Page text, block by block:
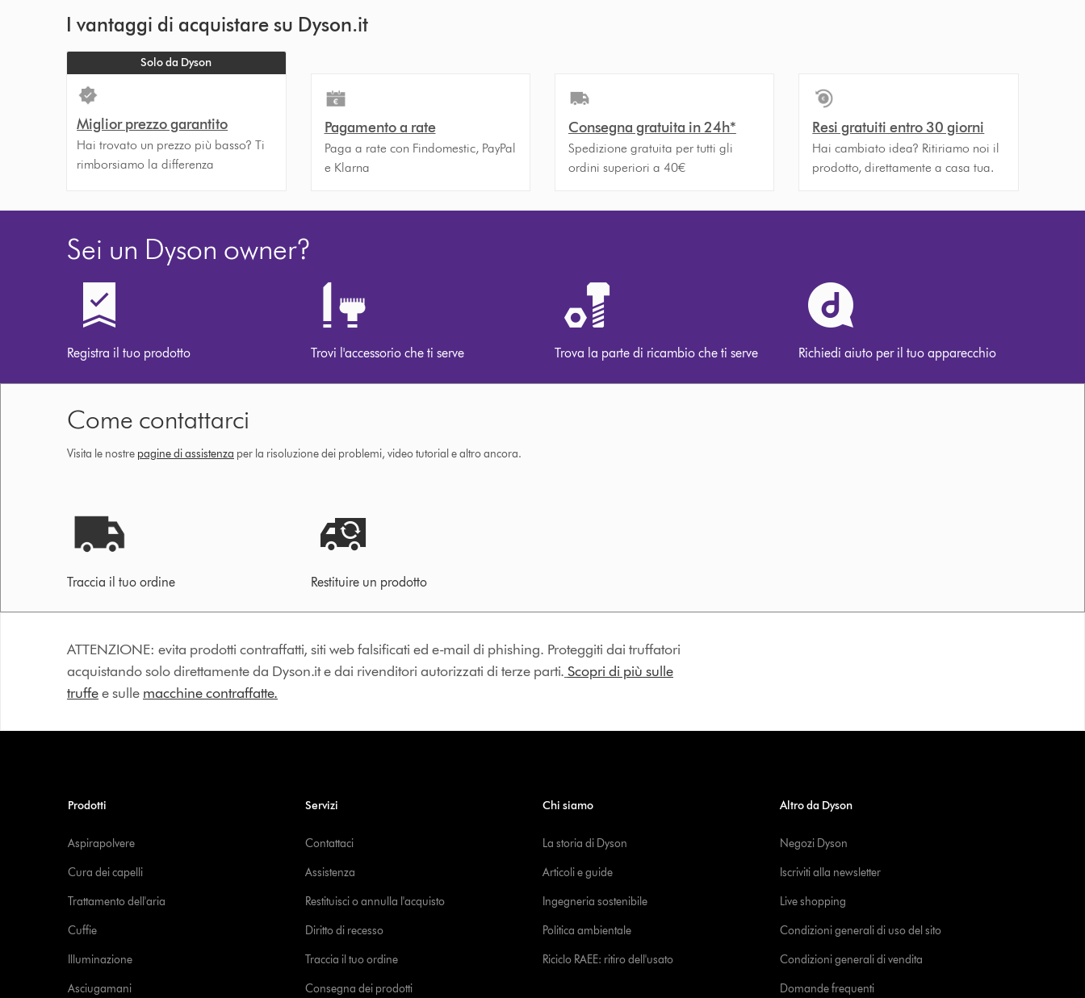
I vantaggi di acquistare su Dyson.it
Solo da Dyson
Miglior prezzo garantito
Hai trovato un prezzo più basso? Ti
rimborsiamo la differenza
Pagamento a rate
Paga a rate con Findomestic, PayPal
e Klarna
Consegna gratuita in 24h*
Spedizione gratuita per tutti gli
ordini superiori a 40€
Resi gratuiti entro 30 giorni
Hai cambiato idea? Ritiriamo noi il
prodotto, direttamente a casa tua.
Sei un Dyson owner?
Registra il tuo prodotto Trovi l'accessorio che ti serve Trova la parte di ricambio che ti serve Richiedi aiuto per il tuo apparecchio
Come contattarci
Visita le nostre pagine di assistenza per la risoluzione dei problemi, video tutorial e altro ancora.
Traccia il tuo ordine Restituire un prodotto
ATTENZIONE: evita prodotti contraffatti, siti web falsificati ed e-mail di phishing. Proteggiti dai truffatori
acquistando solo direttamente da Dyson.it e dai rivenditori autorizzati di terze parti. Scopri di più sulle
truffee sulle macchine contraffatte.
Prodotti
Aspirapolvere
Cura dei capelli
Trattamento dell'aria
Cuffie
Illuminazione
Asciugamani
Servizi
Contattaci
Assistenza
Restituisci o annulla l'acquisto
Diritto di recesso
Traccia il tuo ordine
Consegna dei prodotti
Chi siamo
La storia di Dyson
Articoli e guide
Ingegneria sostenibile
Politica ambientale
Riciclo RAEE: ritiro dell'usato
Altro da Dyson
Negozi Dyson
Iscriviti alla newsletter
Live shopping
Condizioni generali di uso del sito
Condizioni generali di vendita
Domande frequenti